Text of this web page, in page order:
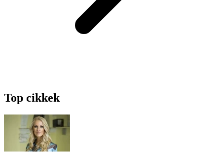
Top cikkek